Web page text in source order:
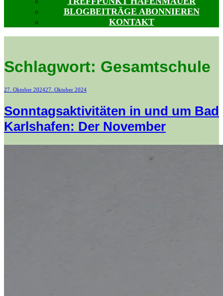
BLOGBEITRÄGE ABONNIEREN
KONTAKT
Schlagwort: Gesamtschule
Veröffentlicht
27. Oktober 202427. Oktober 2024
Sonntagsaktivitäten in und um Bad
Karlshafen: Der November